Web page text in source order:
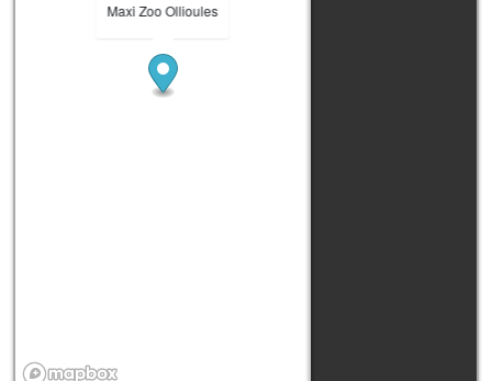
Maxi Zoo Ollioules